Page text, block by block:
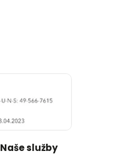
Naše služby